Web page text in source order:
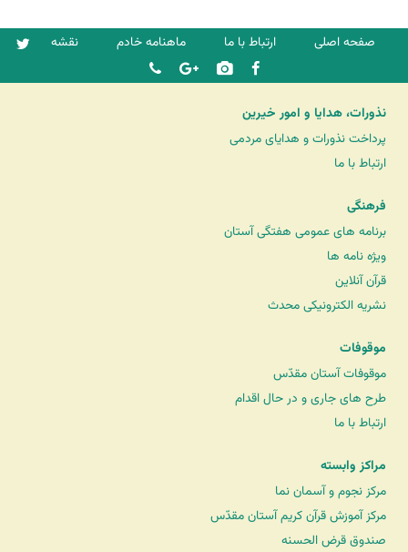
صفحه اصلی ارتباط با ما ماهنامه خادم نقشه
نذورات، هدایا و امور خیرین
پرداخت نذورات و هدایای مردمی
ارتباط با ما
فرهنگی
برنامه های عمومی هفتگی آستان
ویژه نامه ها
قرآن آنلاین
نشریه الکترونیکی محدث
موقوفات
موقوفات آستان مقدّس
طرح های جاری و در حال اقدام
ارتباط با ما
مراکز وابسته
مرکز نجوم و آسمان نما
مرکز آموزش قرآن کریم آستان مقدّس
صندوق قرض الحسنه